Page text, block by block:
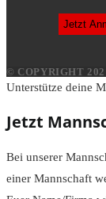
© COPYRIGHT
Unterstütze deine
Jetzt
Bei unserer
einer Mannschaft